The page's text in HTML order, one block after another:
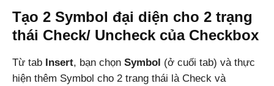
Tạo 2 Symbol đại diện cho 2 trạng
thái Check/ Uncheck của Checkbox
Từ tab Insert, bạn chọn Symbol (ở cuối tab) và thực
hiện thêm Symbol cho 2 trang thái là Check và